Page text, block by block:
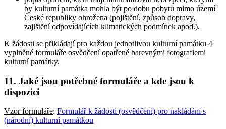
by kulturní památka mohla být po dobu pobytu mimo území
České republiky ohrožena (pojištění, způsob dopravy,
zajištění odpovídajících klimatických podmínek apod.).
K žádosti se přikládají pro každou jednotlivou kulturní památku 4
vyplněné formuláře osvědčení opatřené barevnými fotografiemi
kulturní památky.
11. Jaké jsou potřebné formuláře a kde jsou k
dispozici
Vzor formuláře: Formulář k žádosti (osvědčení) pro nakládání s
(národní) kulturní památkou